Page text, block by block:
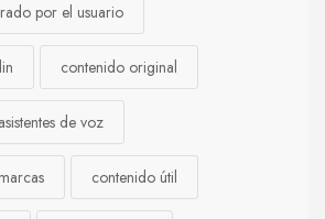
por el usuario
contenido original
de voz
contenido útil